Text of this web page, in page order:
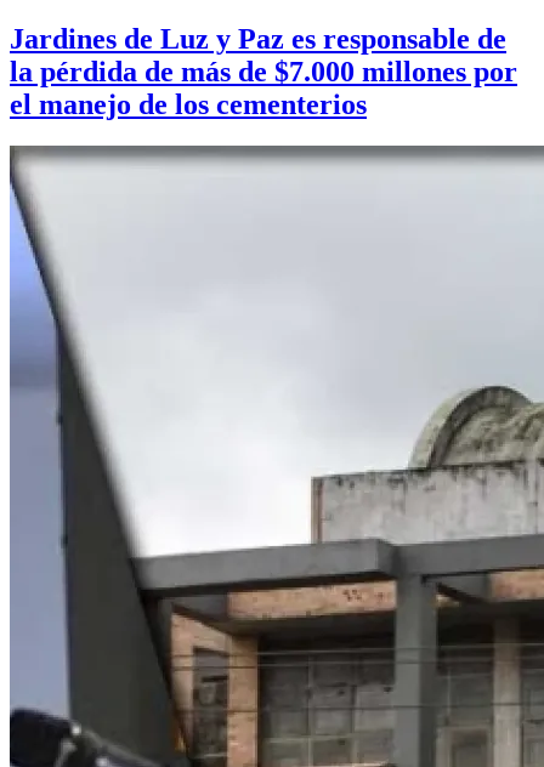
Jardines de Luz y Paz es responsable de
la pérdida de más de $7.000 millones por
el manejo de los cementerios